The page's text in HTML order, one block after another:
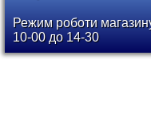
Режим роботи
10-00 до 14-30